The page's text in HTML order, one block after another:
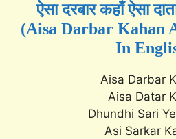
ऐसा दरबार कहाँ ऐसा
(Aisa Darbar Kahan
In
Aisa Darbar
Aisa Datar
Dhundhi Sari
Asi Sarkar